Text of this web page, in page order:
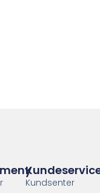
Kundsenter